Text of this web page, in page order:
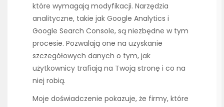
które wymagają modyfikacji. Narzędzia
analityczne, takie jak Google Analytics i
Google Search Console, są niezbędne w tym
procesie. Pozwalają one na uzyskanie
szczegółowych danych o tym, jak
użytkownicy trafiają na Twoją stronę i co na
niej robią.
Moje doświadczenie pokazuje, że firmy, które